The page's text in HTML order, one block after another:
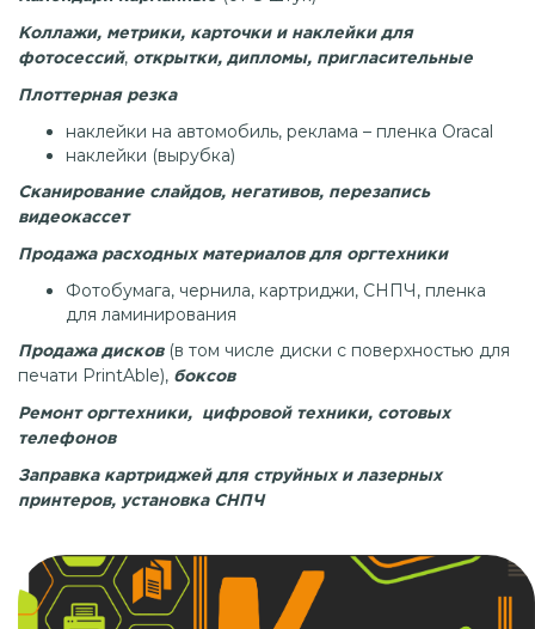
Коллажи, метрики, карточки и наклейки для
фотосессий, открытки, дипломы, пригласительные
Плоттерная резка
наклейки на автомобиль, реклама – пленка Oracal
наклейки (вырубка)
Сканирование слайдов, негативов, перезапись
видеокассет
Продажа расходных материалов для оргтехники
Фотобумага, чернила, картриджи, СНПЧ, пленка
для ламинирования
Продажа дисков(в том числе диски с поверхностью для
печати PrintAble), боксов
Ремонт оргтехники, цифровой техники, сотовых
телефонов
Заправка картриджей для струйных и лазерных
принтеров, установка СНПЧ